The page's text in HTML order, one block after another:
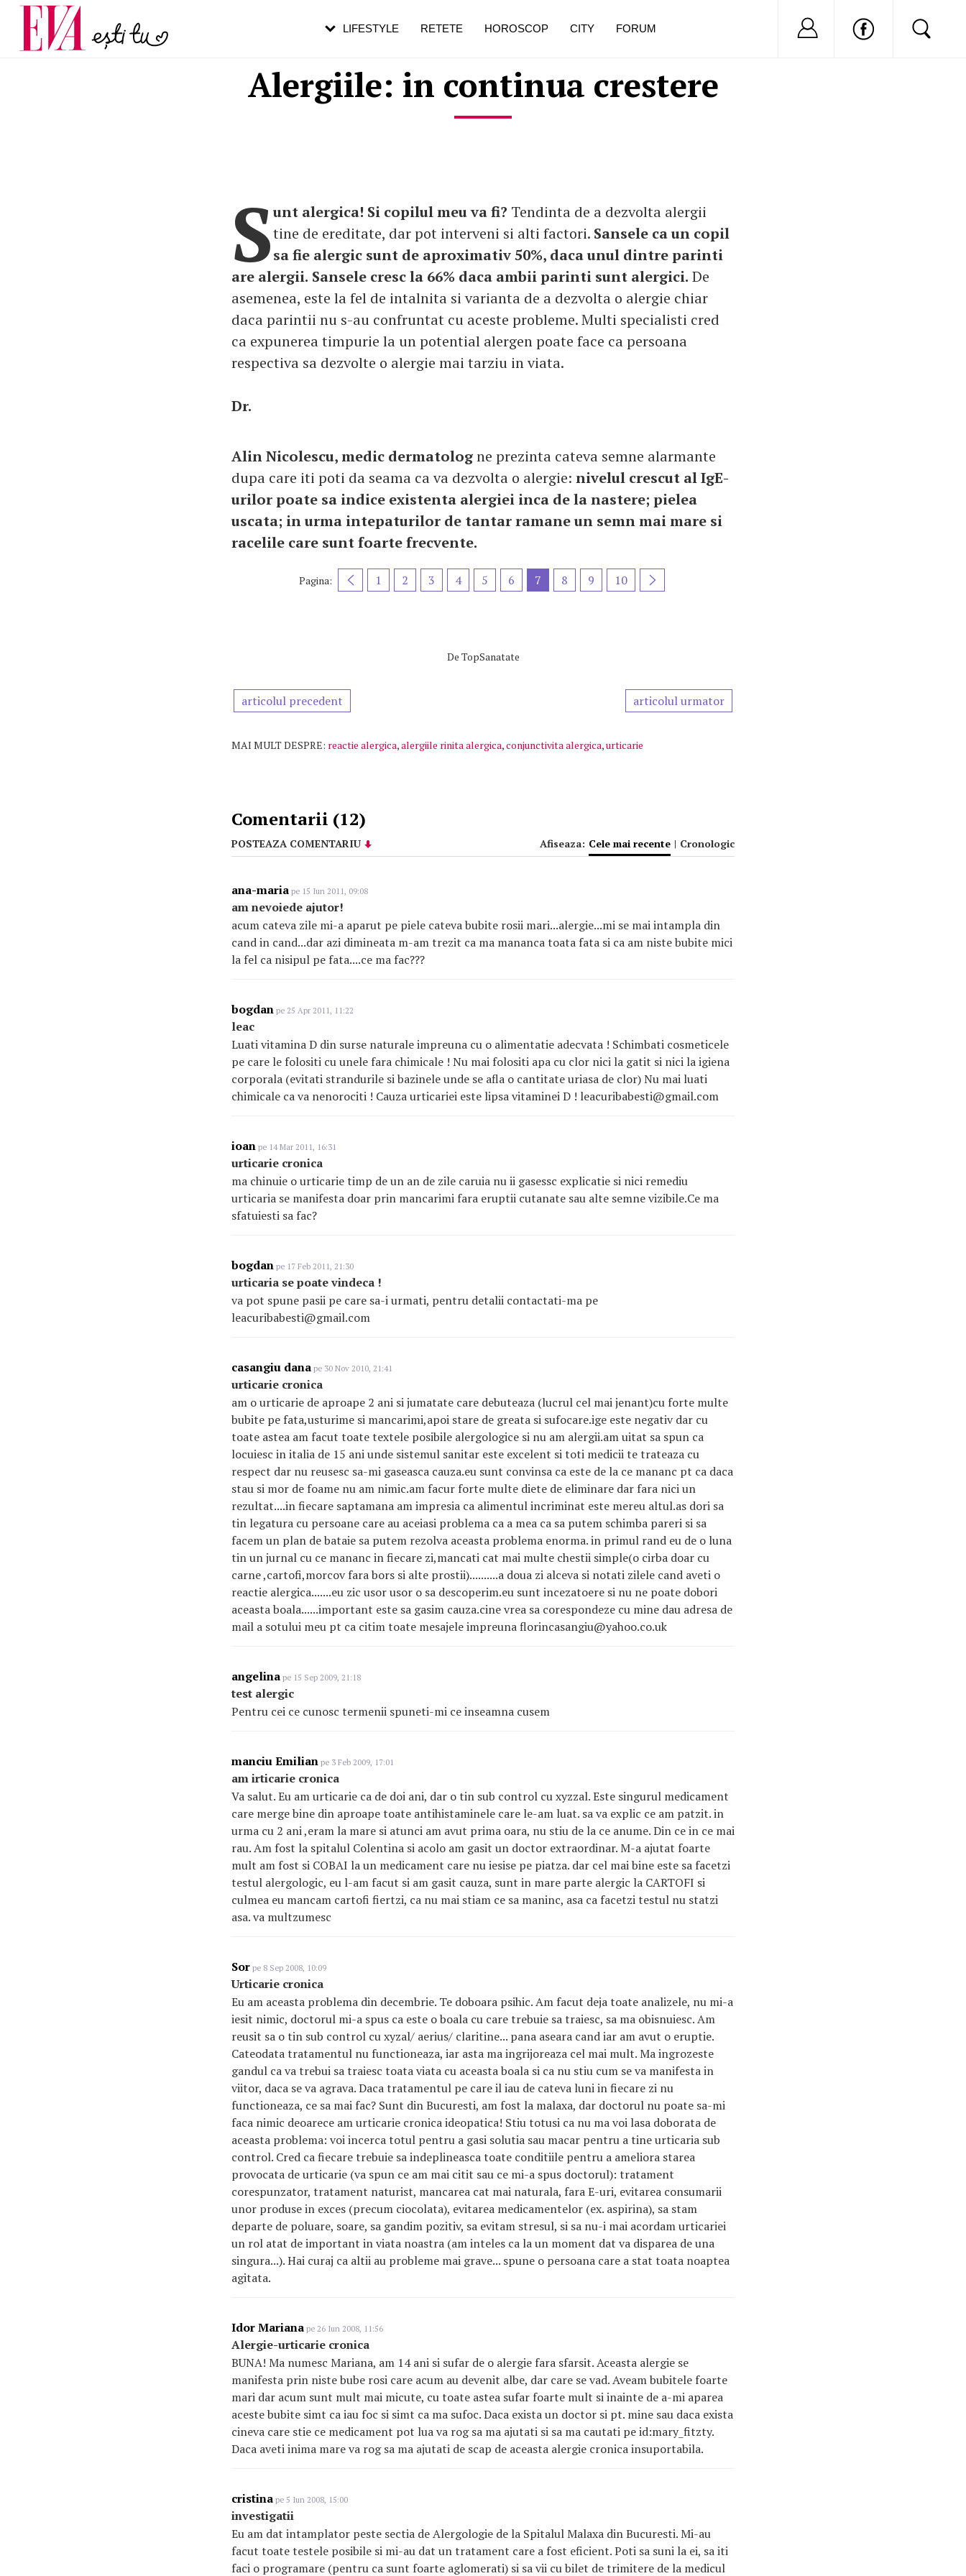
Alergiile: in continua crestere
Sunt alergica! Si copilul meu va fi? Tendinta de a dezvolta alergii
tine de ereditate, dar pot interveni si alti factori. Sansele ca un copil
sa fie alergic sunt de aproximativ 50%, daca unul dintre parinti
are alergii. Sansele cresc la 66% daca ambii parinti sunt alergici. De
asemenea, este la fel de intalnita si varianta de a dezvolta o alergie chiar
daca parintii nu s-au confruntat cu aceste probleme. Multi specialisti cred
ca expunerea timpurie la un potential alergen poate face ca persoana
respectiva sa dezvolte o alergie mai tarziu in viata.
Dr.
Alin Nicolescu, medic dermatologne prezinta cateva semne alarmante
dupa care iti poti da seama ca va dezvolta o alergie: nivelul crescut al IgE-
urilor poate sa indice existenta alergiei inca de la nastere; pielea
uscata; in urma intepaturilor de tantar ramane un semn mai mare si
racelile care sunt foarte frecvente.
Pagina: 1 2 3 4 5 6 7 8 9 10
De TopSanatate
articolul precedent articolul urmator
MAI MULT DESPRE: reactie alergica,alergiile rinita alergica,conjunctivita alergica,urticarie
Comentarii (12)
POSTEAZA COMENTARIU Afiseaza: Cele mai recente | Cronologic
ana-maria pe 15 Iun 2011, 09:08
am nevoiede ajutor!
acum cateva zile mi-a aparut pe piele cateva bubite rosii mari...alergie...mi se mai intampla din
cand in cand...dar azi dimineata m-am trezit ca ma mananca toata fata si ca am niste bubite mici
la fel ca nisipul pe fata....ce ma fac???
bogdan pe 25 Apr 2011, 11:22
leac
Luati vitamina D din surse naturale impreuna cu o alimentatie adecvata ! Schimbati cosmeticele
pe care le folositi cu unele fara chimicale ! Nu mai folositi apa cu clor nici la gatit si nici la igiena
corporala (evitati strandurile si bazinele unde se afla o cantitate uriasa de clor) Nu mai luati
chimicale ca va nenorociti ! Cauza urticariei este lipsa vitaminei D ! leacuribabesti@gmail.com
ioan pe 14 Mar 2011, 16:31
urticarie cronica
ma chinuie o urticarie timp de un an de zile caruia nu ii gasessc explicatie si nici remediu
urticaria se manifesta doar prin mancarimi fara eruptii cutanate sau alte semne vizibile.Ce ma
sfatuiesti sa fac?
bogdan pe 17 Feb 2011, 21:30
urticaria se poate vindeca !
va pot spune pasii pe care sa-i urmati, pentru detalii contactati-ma pe
leacuribabesti@gmail.com
casangiu dana pe 30 Nov 2010, 21:41
urticarie cronica
am o urticarie de aproape 2 ani si jumatate care debuteaza (lucrul cel mai jenant)cu forte multe
bubite pe fata,usturime si mancarimi,apoi stare de greata si sufocare.ige este negativ dar cu
toate astea am facut toate textele posibile alergologice si nu am alergii.am uitat sa spun ca
locuiesc in italia de 15 ani unde sistemul sanitar este excelent si toti medicii te trateaza cu
respect dar nu reusesc sa-mi gaseasca cauza.eu sunt convinsa ca este de la ce mananc pt ca daca
stau si mor de foame nu am nimic.am facur forte multe diete de eliminare dar fara nici un
rezultat....in fiecare saptamana am impresia ca alimentul incriminat este mereu altul.as dori sa
tin legatura cu persoane care au aceiasi problema ca a mea ca sa putem schimba pareri si sa
facem un plan de bataie sa putem rezolva aceasta problema enorma. in primul rand eu de o luna
tin un jurnal cu ce mananc in fiecare zi,mancati cat mai multe chestii simple(o cirba doar cu
carne ,cartofi,morcov fara bors si alte prostii)..........a doua zi alceva si notati zilele cand aveti o
reactie alergica.......eu zic usor usor o sa descoperim.eu sunt incezatoere si nu ne poate dobori
aceasta boala......important este sa gasim cauza.cine vrea sa corespondeze cu mine dau adresa de
mail a sotului meu pt ca citim toate mesajele impreuna florincasangiu@yahoo.co.uk
angelina pe 15 Sep 2009, 21:18
test alergic
Pentru cei ce cunosc termenii spuneti-mi ce inseamna cusem
manciu Emilian pe 3 Feb 2009, 17:01
am irticarie cronica
Va salut. Eu am urticarie ca de doi ani, dar o tin sub control cu xyzzal. Este singurul medicament
care merge bine din aproape toate antihistaminele care le-am luat. sa va explic ce am patzit. in
urma cu 2 ani ,eram la mare si atunci am avut prima oara, nu stiu de la ce anume. Din ce in ce mai
rau. Am fost la spitalul Colentina si acolo am gasit un doctor extraordinar. M-a ajutat foarte
mult am fost si COBAI la un medicament care nu iesise pe piatza. dar cel mai bine este sa facetzi
testul alergologic, eu l-am facut si am gasit cauza, sunt in mare parte alergic la CARTOFI si
culmea eu mancam cartofi fiertzi, ca nu mai stiam ce sa maninc, asa ca facetzi testul nu statzi
asa. va multzumesc
Sor pe 8 Sep 2008, 10:09
Urticarie cronica
Eu am aceasta problema din decembrie. Te doboara psihic. Am facut deja toate analizele, nu mi-a
iesit nimic, doctorul mi-a spus ca este o boala cu care trebuie sa traiesc, sa ma obisnuiesc. Am
reusit sa o tin sub control cu xyzal/ aerius/ claritine... pana aseara cand iar am avut o eruptie.
Cateodata tratamentul nu functioneaza, iar asta ma ingrijoreaza cel mai mult. Ma ingrozeste
gandul ca va trebui sa traiesc toata viata cu aceasta boala si ca nu stiu cum se va manifesta in
viitor, daca se va agrava. Daca tratamentul pe care il iau de cateva luni in fiecare zi nu
functioneaza, ce sa mai fac? Sunt din Bucuresti, am fost la malaxa, dar doctorul nu poate sa-mi
faca nimic deoarece am urticarie cronica ideopatica! Stiu totusi ca nu ma voi lasa doborata de
aceasta problema: voi incerca totul pentru a gasi solutia sau macar pentru a tine urticaria sub
control. Cred ca fiecare trebuie sa indeplineasca toate conditiile pentru a ameliora starea
provocata de urticarie (va spun ce am mai citit sau ce mi-a spus doctorul): tratament
corespunzator, tratament naturist, mancarea cat mai naturala, fara E-uri, evitarea consumarii
unor produse in exces (precum ciocolata), evitarea medicamentelor (ex. aspirina), sa stam
departe de poluare, soare, sa gandim pozitiv, sa evitam stresul, si sa nu-i mai acordam urticariei
un rol atat de important in viata noastra (am inteles ca la un moment dat va disparea de una
singura...). Hai curaj ca altii au probleme mai grave... spune o persoana care a stat toata noaptea
agitata.
Idor Mariana pe 26 Iun 2008, 11:56
Alergie-urticarie cronica
BUNA! Ma numesc Mariana, am 14 ani si sufar de o alergie fara sfarsit. Aceasta alergie se
manifesta prin niste bube rosi care acum au devenit albe, dar care se vad. Aveam bubitele foarte
mari dar acum sunt mult mai micute, cu toate astea sufar foarte mult si inainte de a-mi aparea
aceste bubite simt ca iau foc si simt ca ma sufoc. Daca exista un doctor si pt. mine sau daca exista
cineva care stie ce medicament pot lua va rog sa ma ajutati si sa ma cautati pe id:mary_fitzty.
Daca aveti inima mare va rog sa ma ajutati de scap de aceasta alergie cronica insuportabila.
cristina pe 5 Iun 2008, 15:00
investigatii
Eu am dat intamplator peste sectia de Alergologie de la Spitalul Malaxa din Bucuresti. Mi-au
facut toate testele posibile si mi-au dat un tratament care a fost eficient. Poti sa suni la ei, sa iti
faci o programare (pentru ca sunt foarte aglomerati) si sa vii cu bilet de trimitere de la medicul
LIFESTYLE RETETE HOROSCOP CITY FORUM Nu ai cont?
Carieră
Actualitate
pe măsură ce înaintezi în vârstă
de dureroasă este investigația